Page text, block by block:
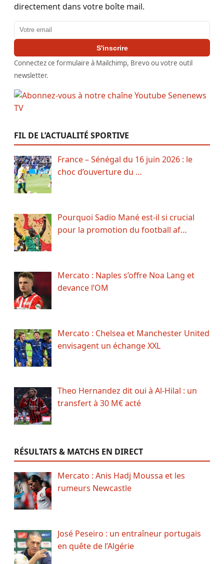
directement dans votre boîte mail.
Adresse email
S'inscrire
Connectez ce formulaire à Mailchimp, Brevo ou votre outil
newsletter.
FIL DE L’ACTUALITÉ SPORTIVE
France – Sénégal du 16 juin 2026 : le
choc d’ouverture du …
Pourquoi Sadio Mané est-il si crucial
pour la promotion du football af…
Mercato : Naples s’offre Noa Lang et
devance l’OM
Mercato : Chelsea et Manchester United
envisagent un échange XXL
Theo Hernandez dit oui à Al-Hilal : un
transfert à 30 M€ acté
RÉSULTATS & MATCHS EN DIRECT
Mercato : Anis Hadj Moussa et les
rumeurs Newcastle
José Peseiro : un entraîneur portugais
en quête de l’Algérie